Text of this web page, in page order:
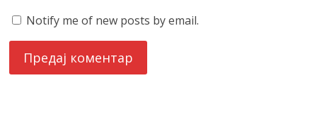
Notify me of new posts by email.